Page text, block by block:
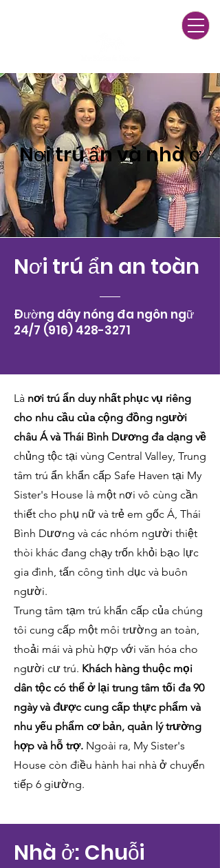
Nơi trú ẩn và nhà ở
Nơi trú ẩn an toàn
Đường dây nóng đa ngôn ngữ
24/7 (916) 428-3271
Là nơi trú ẩn duy nhất phục vụ riêng
cho nhu cầu của cộng đồng người
châu Á và Thái Bình Dương đa dạng về
chủng tộc tại vùng Central Valley, Trung
tâm trú ẩn khẩn cấp Safe Haven tại My
Sister's House là một nơi vô cùng cần
thiết cho phụ nữ và trẻ em gốc Á, Thái
Bình Dương và các nhóm người thiệt
thòi khác đang chạy trốn khỏi bạo lực
gia đình, tấn công tình dục và buôn
người.
Trung tâm tạm trú khẩn cấp của chúng
tôi cung cấp một môi trường an toàn,
thoải mái và phù hợp với văn hóa cho
người cư trú. Khách hàng thuộc mọi
dân tộc có thể ở lại trung tâm tối đa 90
ngày và được cung cấp thực phẩm và
nhu yếu phẩm cơ bản, quản lý trường
hợp và hỗ trợ. Ngoài ra, My Sister's
House còn điều hành hai nhà ở chuyển
tiếp 6 giường.
Nhà ở: Chuỗi